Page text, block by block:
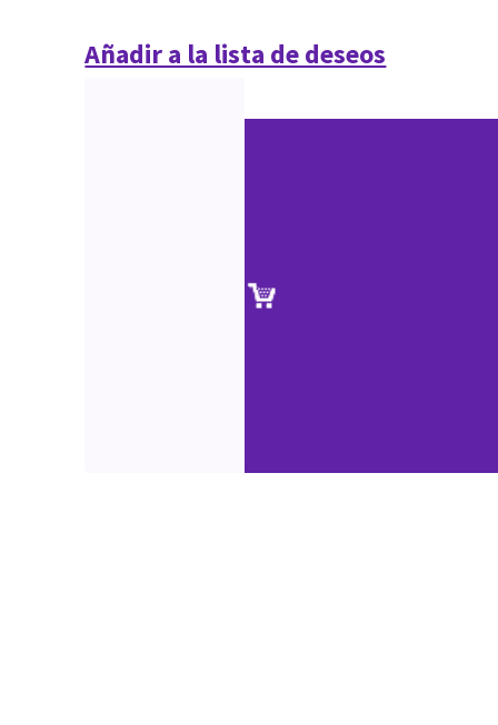
Añadir a la lista de deseos